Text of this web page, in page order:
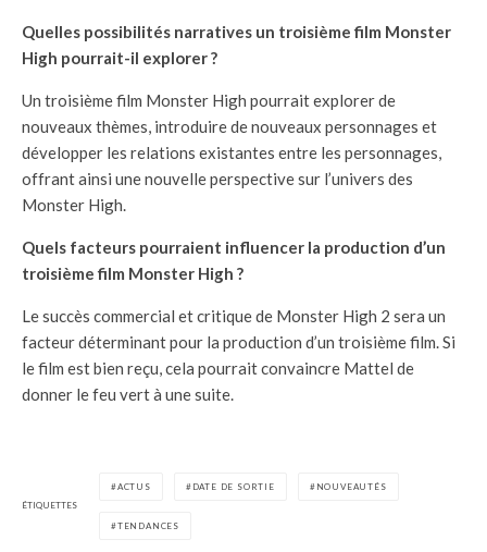
Quelles possibilités narratives un troisième film Monster
High pourrait-il explorer ?
Un troisième film Monster High pourrait explorer de
nouveaux thèmes, introduire de nouveaux personnages et
développer les relations existantes entre les personnages,
offrant ainsi une nouvelle perspective sur l’univers des
Monster High.
Quels facteurs pourraient influencer la production d’un
troisième film Monster High ?
Le succès commercial et critique de Monster High 2 sera un
facteur déterminant pour la production d’un troisième film. Si
le film est bien reçu, cela pourrait convaincre Mattel de
donner le feu vert à une suite.
ÉTIQUETTES
ACTUS DATE DE SORTIE NOUVEAUTÉS
TENDANCES